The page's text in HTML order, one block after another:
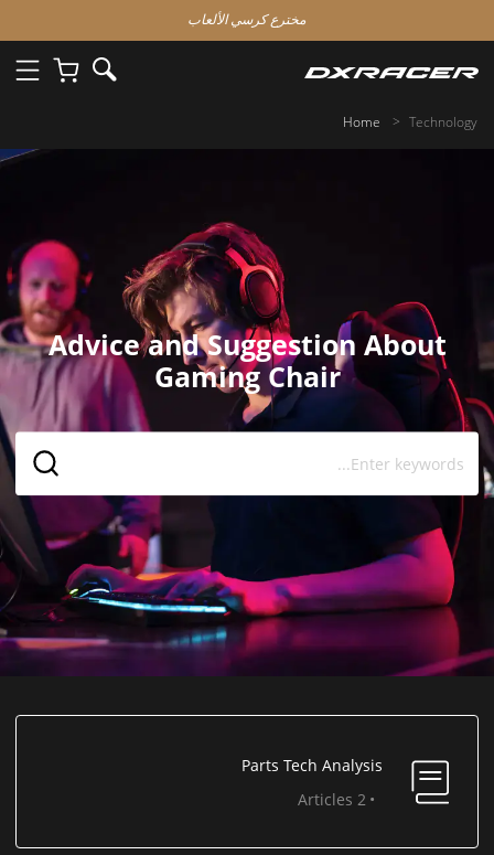
مخترع كرسي الألعاب
Home Technology
Advice and Suggestion About
Gaming Chair
Parts Tech Analysis
2 Articles